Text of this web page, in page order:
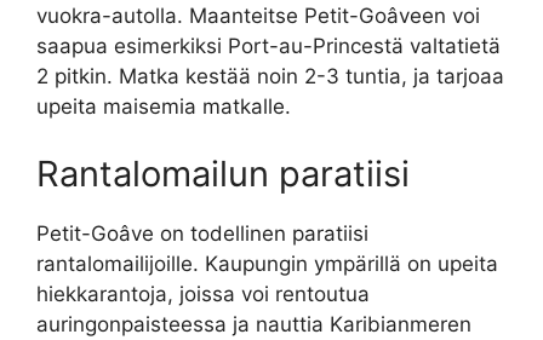
vuokra-autolla. Maanteitse Petit-Goâveen voi
saapua esimerkiksi Port-au-Princestä valtatietä
2 pitkin. Matka kestää noin 2-3 tuntia, ja tarjoaa
upeita maisemia matkalle.
Rantalomailun paratiisi
Petit-Goâve on todellinen paratiisi
rantalomailijoille. Kaupungin ympärillä on upeita
hiekkarantoja, joissa voi rentoutua
auringonpaisteessa ja nauttia Karibianmeren